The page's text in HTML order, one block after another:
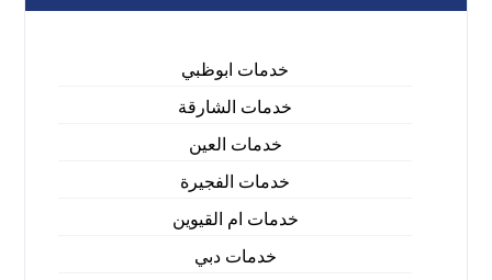
خدمات ابوظبي
خدمات الشارقة
خدمات العين
خدمات الفجيرة
خدمات ام القيوين
خدمات دبي